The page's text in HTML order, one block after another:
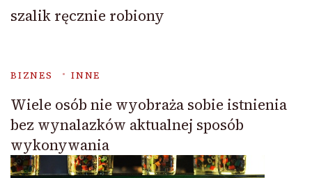
szalik ręcznie robiony
BIZNES INNE
Wiele osób nie wyobraża sobie istnienia
bez wynalazków aktualnej sposób
wykonywania